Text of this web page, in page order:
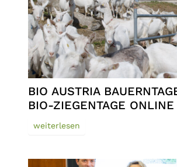
BIO AUSTRIA
BIO-ZIEGENTAGE ONLINE
weiterlesen